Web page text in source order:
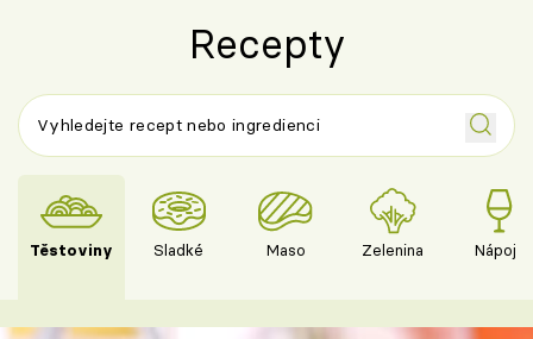
Recepty
Těstoviny Sladké Maso Zelenina Nápoje